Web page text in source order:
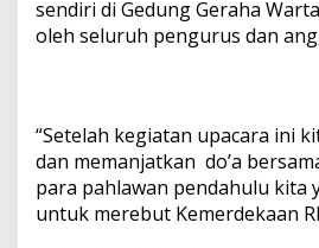
sendiri di Gedung Geraha
oleh seluruh pengurus dan
“Setelah kegiatan upacara ini
dan memanjatkan do’a
para pahlawan pendahulu kita
untuk merebut Kemerdekaan